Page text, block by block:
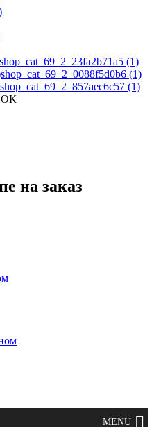
shop_cat_69_2_23fa2b71a5 (1)
shop_cat_69_2_0088f5d0b6 (1)
shop_cat_69_2_857aec6c57 (1)
на заказ